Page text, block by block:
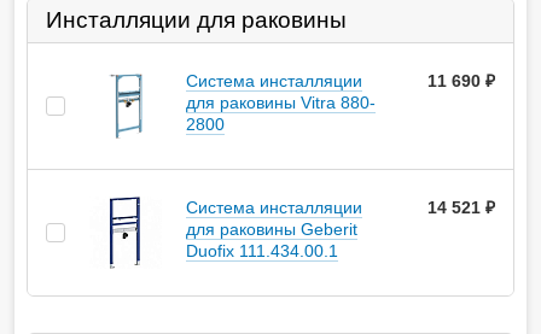
Инсталляции для раковины
Система инсталляции
для раковины Vitra 880-
2800
11 690
Система инсталляции
для раковины Geberit
Duofix 111.434.00.1
14 521